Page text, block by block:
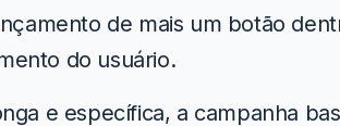
de mais um botão
do usuário.
e específica, a campanha